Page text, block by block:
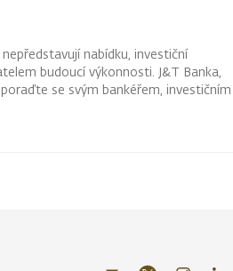
nabídku, investiční
budoucí výkonnosti. J&T Banka,
se svým bankéřem, investičním